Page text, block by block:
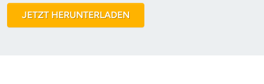
JETZT HERUNTERLADEN